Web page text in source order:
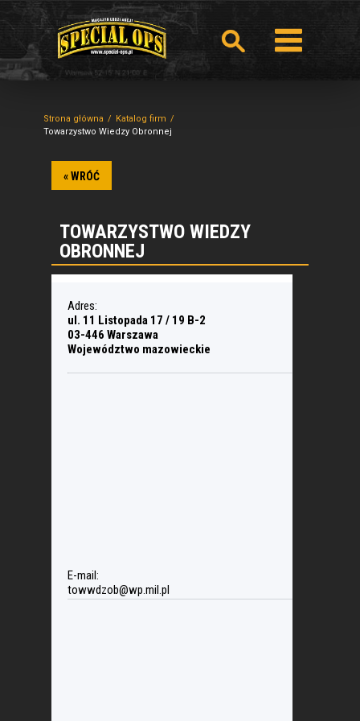
Strona główna
Katalog firm
Towarzystwo Wiedzy Obronnej
« WRÓĆ
TOWARZYSTWO WIEDZY
OBRONNEJ
Adres:
ul. 11 Listopada 17 / 19 B-2
03-446 Warszawa
Województwo mazowieckie
E-mail:
towwdzob@wp.mil.pl